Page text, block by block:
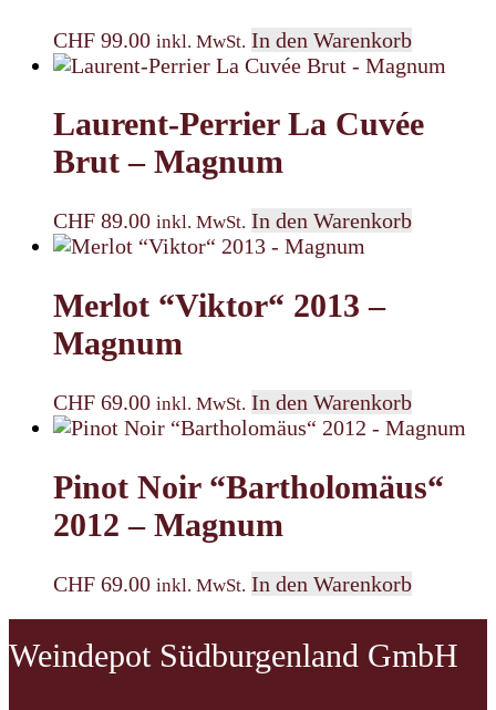
CHF 99.00 inkl. MwSt. In den Warenkorb
Laurent-Perrier La Cuvée
Brut – Magnum
CHF 89.00 inkl. MwSt. In den Warenkorb
Merlot “Viktor“ 2013 –
Magnum
CHF 69.00 inkl. MwSt. In den Warenkorb
Pinot Noir “Bartholomäus“
2012 – Magnum
CHF 69.00 inkl. MwSt. In den Warenkorb
Weindepot Südburgenland GmbH